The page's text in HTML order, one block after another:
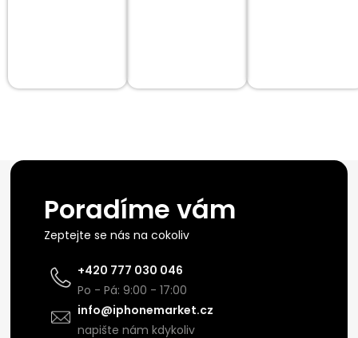
Poradíme vám
Zeptejte se nás na cokoliv
+420 777 030 046
Po - Pá: 9:00 - 17:00
info@iphonemarket.cz
napište nám kdykoliv